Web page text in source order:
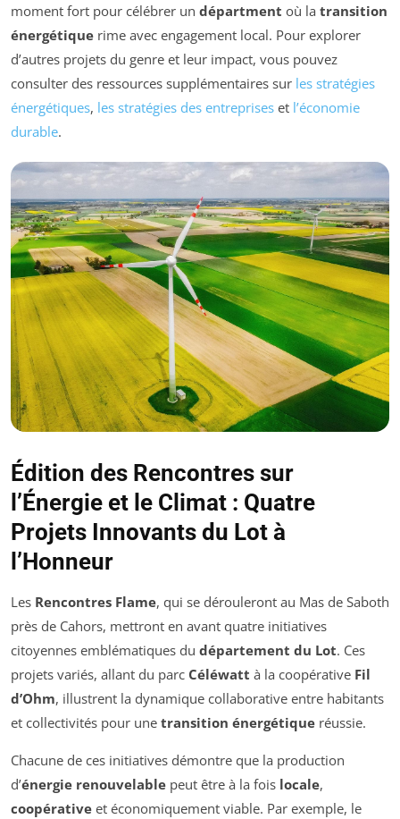
moment fort pour célébrer un départment où la transition
énergétique rime avec engagement local. Pour explorer
d’autres projets du genre et leur impact, vous pouvez
consulter des ressources supplémentaires sur les stratégies
énergétiques, les stratégies des entreprises et l’économie
durable.
Édition des Rencontres sur
l’Énergie et le Climat : Quatre
Projets Innovants du Lot à
l’Honneur
Les Rencontres Flame, qui se dérouleront au Mas de Saboth
près de Cahors, mettront en avant quatre initiatives
citoyennes emblématiques du département du Lot. Ces
projets variés, allant du parc Céléwatt à la coopérative Fil
d’Ohm, illustrent la dynamique collaborative entre habitants
et collectivités pour une transition énergétique réussie.
Chacune de ces initiatives démontre que la production
d’énergie renouvelable peut être à la fois locale,
coopérative et économiquement viable. Par exemple, le